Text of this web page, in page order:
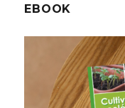
EBOOK